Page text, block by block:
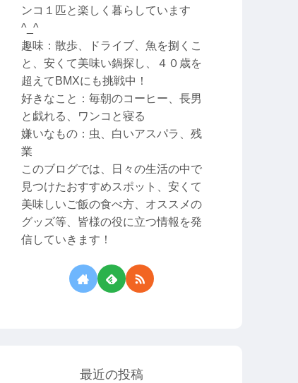
ンコ１匹と楽しく暮らしています
^_^
趣味：散歩、ドライブ、魚を捌くこ
と、安くて美味い鍋探し、４０歳を
超えてBMXにも挑戦中！
好きなこと：毎朝のコーヒー、長男
と戯れる、ワンコと寝る
嫌いなもの：虫、白いアスパラ、残
業
このブログでは、日々の生活の中で
見つけたおすすめスポット、安くて
美味しいご飯の食べ方、オススメの
グッズ等、皆様の役に立つ情報を発
信していきます！
最近の投稿